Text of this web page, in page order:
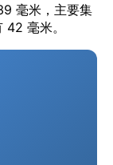
毫米，主要集
毫米。